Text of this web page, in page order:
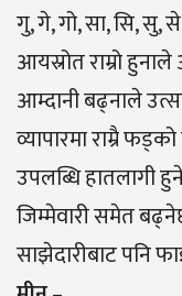
गु, गे, गो, सा, सि, सु,
आयस्रोत राम्रो
आम्दानी बढ्नाले
व्यापारमा राम्रै
उपलब्धि हातलागी
जिम्मेवारी समेत
साझेदारीबाट पनि